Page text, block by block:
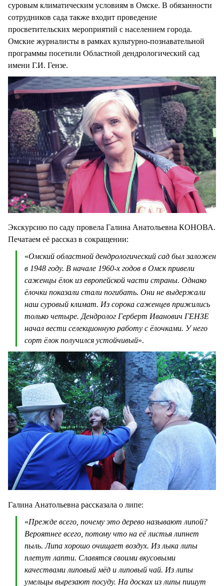
суровым климатическим условиям в Омске. В обязанности
сотрудников сада также входит проведение
просветительских мероприятий с населением города.
Омские журналисты в рамках культурно-познавательной
программы посетили Областной дендрологический сад
имени Г.И. Гензе.
Экскурсию по саду провела Галина Анатольевна КОНОВА.
Печатаем её рассказ в сокращении:
«Омский областной дендрологический сад был заложен
в 1948 году. В начале 1960-х годов в Омск привели
саженцы ёлок из европейской части страны. Однако
ёлочки показали стали погибать. Они не выдержали
наш суровый климат. Из сорока саженцев прижились
только четыре. Дендролог Герберт Иванович ГЕНЗЕ
начал вести селекционную работу с ёлочками. У него
сорт ёлок получился устойчивый».
Галина Анатольевна рассказала о липе:
«Прежде всего, почему это дерево называют липой?
Вероятнее всего, потому что на её листья липнет
пыль. Липа хорошо очищает воздух. Из лыка липы
плетут лапти. Славятся своими вкусовыми
качествами липовый мёд и липовый чай. Из липы
умельцы вырезают посуду. На досках из липы пишут